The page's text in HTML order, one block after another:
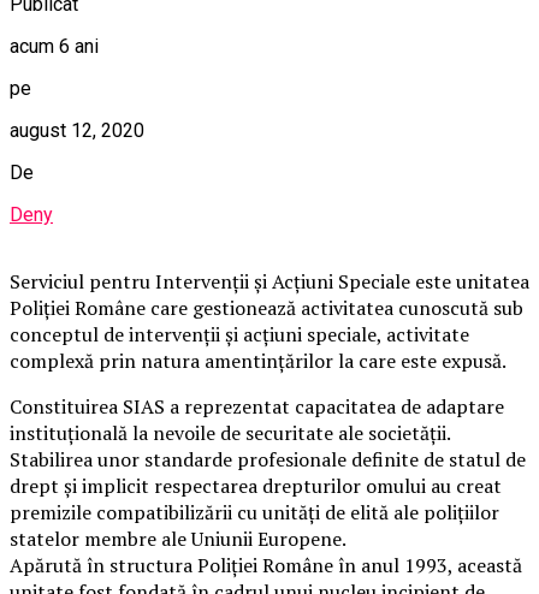
acum 6 ani
pe
august 12, 2020
De
Deny
Serviciul pentru Intervenții și Acțiuni Speciale este unitatea
Poliției Române care gestionează activitatea cunoscută sub
conceptul de intervenții și acțiuni speciale, activitate
complexă prin natura amentințărilor la care este expusă.
Constituirea SIAS a reprezentat capacitatea de adaptare
instituțională la nevoile de securitate ale societății.
Stabilirea unor standarde profesionale definite de statul de
drept și implicit respectarea drepturilor omului au creat
premizile compatibilizării cu unități de elită ale polițiilor
statelor membre ale Uniunii Europene.
Apărută în structura Poliţiei Române în anul 1993, această